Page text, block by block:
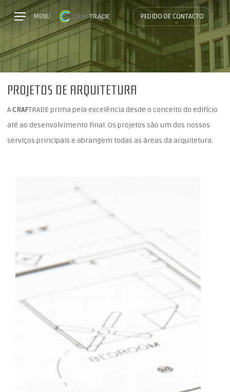
Skip
to
main
content
MENU PEDIDO DE CONTACTO
PROJETOS DE ARQUITETURA
A CRAFTRADE prima pela excelência desde o conceito do edifício
até ao desenvolvimento final. Os projetos são um dos nossos
serviços principais e abrangem todas as áreas da arquitetura.
Menu